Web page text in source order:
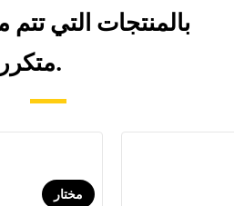
بالمنتجات التي تتم
متكرر.
مختار